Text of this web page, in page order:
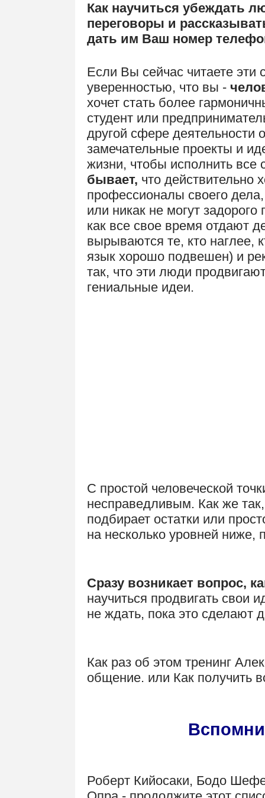
Как научиться убеждать
переговоры и
дать им Ваш номер
Если Вы сейчас читаете эти
уверенностью, что вы -
хочет стать более
студент или
другой сфере деятельности
замечательные проекты и
жизни, чтобы исполнить все
бывает, что действительно
профессионалы своего
или никак не могут
как все свое время отдают
вырываются те, кто наглее,
язык хорошо подвешен) и
так, что эти люди
гениальные идеи.
С простой человеческой
несправедливым. Как же
подбирает остатки или
на несколько уровней ниже,
Сразу возникает вопрос,
научиться продвигать свои
не ждать, пока это сделают
Как раз об этом тренинг
общение. или Как получить
Роберт Кийосаки, Бодо